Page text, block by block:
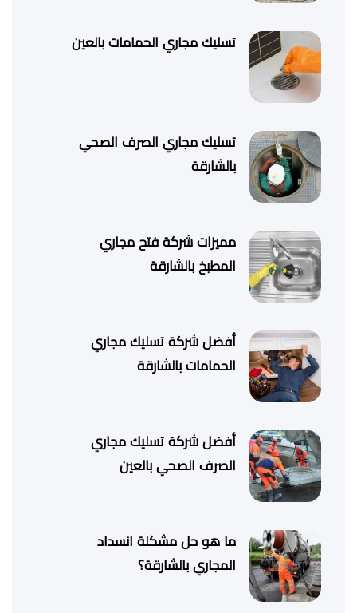
تسليك مجاري الحمامات بالعين
تسليك مجاري الصرف الصحي
بالشارقة
مميزات شركة فتح مجاري
المطبخ بالشارقة
أفضل شركة تسليك مجاري
الحمامات بالشارقة
أفضل شركة تسليك مجاري
الصرف الصحي بالعين
ما هو حل مشكلة انسداد
المجاري بالشارقة؟